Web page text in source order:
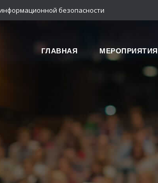
безопасности
ГЛАВНАЯ МЕРОПРИЯТИЯ